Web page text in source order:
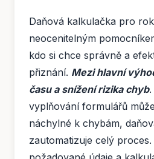
Daňová kalkulačka pro
neocenitelným
kdo si chce správně a
přiznání. Mezi hlavní
času a snížení rizika chyb.
vyplňování formulářů
náchylné k chybám,
zautomatizuje celý